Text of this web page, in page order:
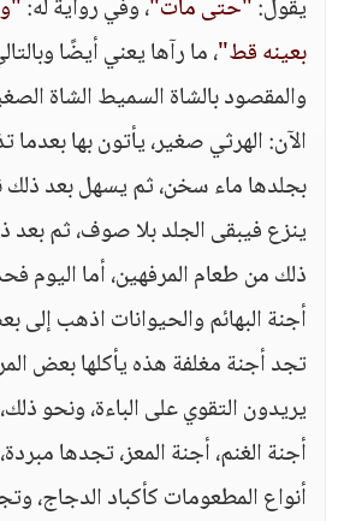
يقول:"حتى مات"، وفي رواية له:
بعينه قط"، ما رآها يعني أيضًا
والمقصود بالشاة السميط الشاة
الآن: الهرثي صغير، يأتون بها
بجلدها ماء سخن، ثم يسهل بعد
ينزع فيبقى الجلد بلا صوف، ثم
ذلك من طعام المرفهين، أما
أجنة البهائم والحيوانات اذهب إلى
تجد أجنة مغلفة هذه يأكلها بعض
يريدون التقوي على الباءة، ونحو
أجنة الغنم، أجنة المعز، تجدها
أنواع المطعومات كأكباد الدجاج،